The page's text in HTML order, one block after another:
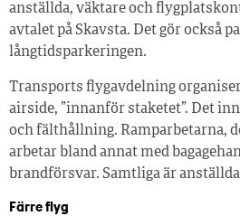
anställda, väktare och
avtalet på Skavsta. Det gör också
långtidsparkeringen.
Transports flygavdelning
airside, ”innanför staketet”. Det
och fälthållning. Ramparbetarna,
arbetar bland annat med
brandförsvar. Samtliga är
Färre flyg